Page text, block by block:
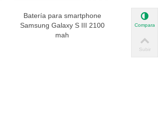
Vista rápida
Batería para smartphone
Samsung Galaxy S III 2100
mah
Comparar
Subir